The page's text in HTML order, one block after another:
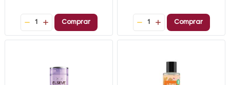
1 Comprar 1 Comprar